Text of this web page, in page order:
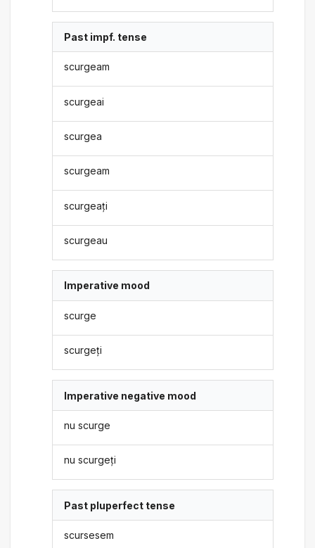
Past impf. tense
scurgeam
scurgeai
scurgea
scurgeam
scurgeați
scurgeau
Imperative mood
scurge
scurgeți
Imperative negative mood
nu scurge
nu scurgeți
Past pluperfect tense
scursesem